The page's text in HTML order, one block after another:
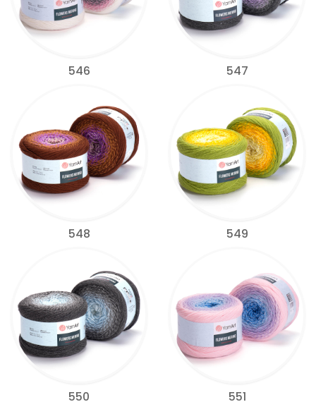
546 547
548 549
550 551